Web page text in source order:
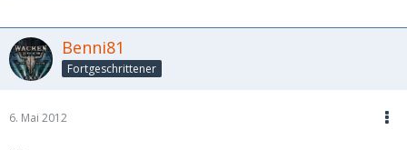
Benni81
Fortgeschrittener
6. Mai 2012